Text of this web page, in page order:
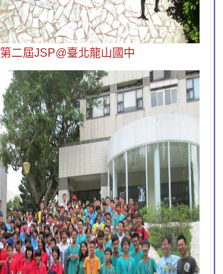
第二屆JSP@臺北龍山國中